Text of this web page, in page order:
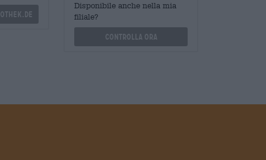
Disponibile anche nella mia
filiale?
Controlla ora